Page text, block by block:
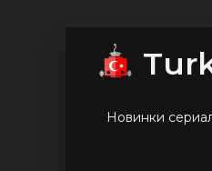
Новинки